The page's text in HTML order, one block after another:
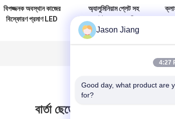
বিপজ্জনক অবস্থান কাজের
বিস্ফোরণ প্রমাণ LED
অ্যালুমিনিয়াম প্লেট সহ
বিস্ফোরণ প্রমাণ LED
ফ্লাড লাইট Ip65 100w
বার্তা ছেড়ে
Jason Jiang
4:27
Good day, what product are
for?